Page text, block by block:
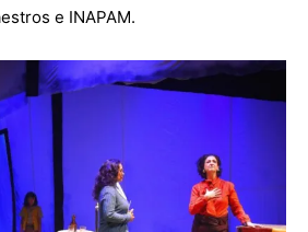
e INAPAM.